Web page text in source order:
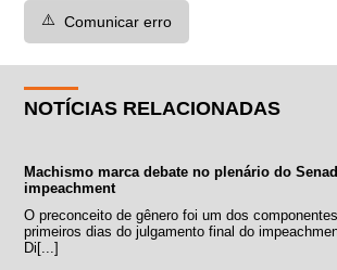
⚠️ Comunicar erro
NOTÍCIAS RELACIONADAS
Machismo marca debate no plenário do
impeachment
O preconceito de gênero foi um dos
primeiros dias do julgamento final do
Di[...]